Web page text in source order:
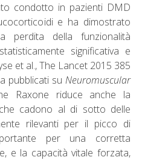
condotto in pazienti DMD
e ha dimostrato
perdita della funzionalità
significativa e
et al., The Lancet 2015 385
pubblicati su Neuromuscular
Raxone riduce anche la
cadono al di sotto delle
rilevanti per il picco di
per una corretta
e la capacità vitale forzata,